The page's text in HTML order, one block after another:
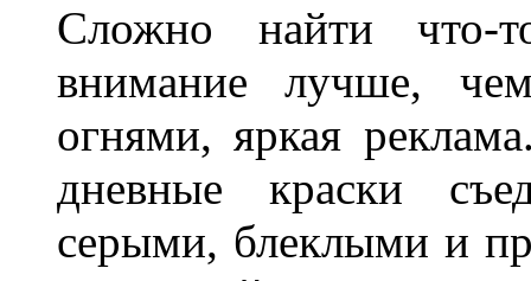
Сложно найти что-
внимание лучше,
огнями, яркая
дневные краски
серыми, блеклыми и